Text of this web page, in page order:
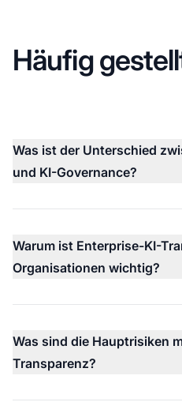
Häufig
Was ist der Unterschied
und KI-Governance?
Warum ist Enterprise-KI-
Organisationen wichtig?
Was sind die Hauptrisiken
Transparenz?